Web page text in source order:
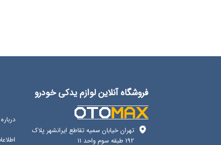
فروشگاه آنلاین لوازم یدکی خودرو
تهران خیابان سمیه تقاطع ایرانشهر پلاک
192 طبقه سوم واحد 11